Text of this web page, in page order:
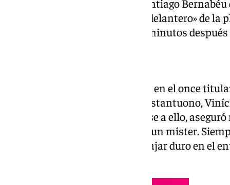
en la zona mixta del Estadio Santiago
comunicado que era el «cuarto delantero» de
Arbeloa negó de forma tajante minutos
El atacante explicó que no salió en el once
para él, estaba por detrás de Mastantuono,
jerárquico de los delanteros. Pese a ello,
«No puedes estar enfadado con un míster.
de un entrenador. Hay que trabajar duro en el